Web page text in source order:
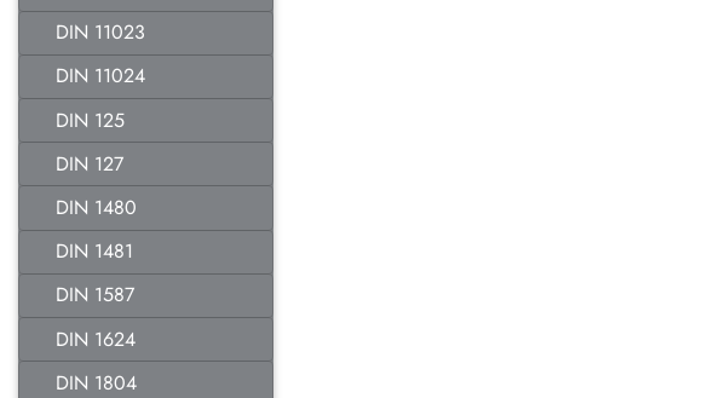
DIN 11023
DIN 11024
DIN 125
DIN 127
DIN 1480
DIN 1481
DIN 1587
DIN 1624
DIN 1804